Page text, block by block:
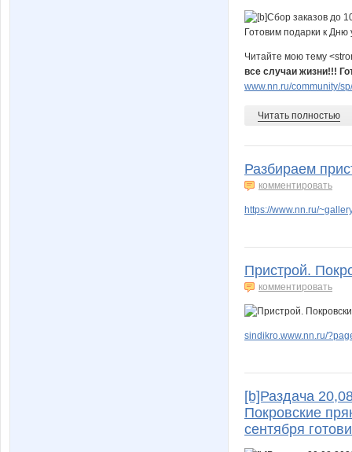
Читайте мою тему
все случаи жизни!!!
www.nn.ru/community/
Читать полностью
Разбираем
комментировать
https://www.nn.ru/
Пристрой.
комментировать
sindikro.www.nn.ru/
[b]Раздача
Покровские
сентября